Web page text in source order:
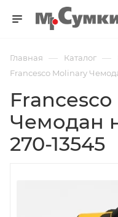
Главная — Каталог —
Francesco Molinary
Чемодан
270-13545